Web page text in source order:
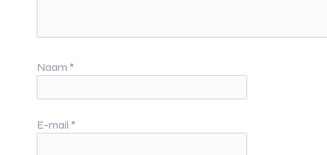
Naam *
E-mail *